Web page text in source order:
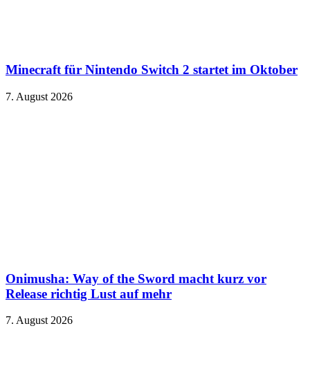
Minecraft für Nintendo Switch 2 startet im Oktober
7. August 2026
Onimusha: Way of the Sword macht kurz vor
Release richtig Lust auf mehr
7. August 2026